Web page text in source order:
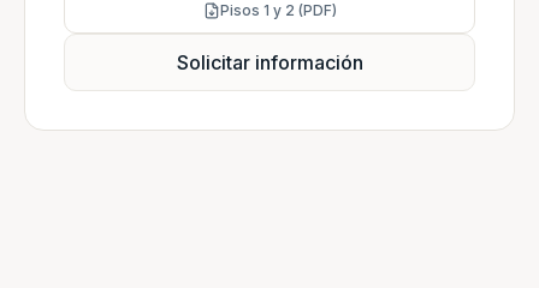
Pisos 1 y 2 (PDF)
Solicitar información